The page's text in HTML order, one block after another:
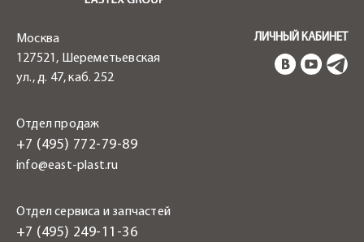
Москва
127521, Шереметьевская
ул., д. 47, каб. 252
Отдел продаж
+7 (495) 772-79-89
info@east-plast.ru
Отдел сервиса и запчастей
+7 (495) 249-11-36
ЛИЧНЫЙ КАБИНЕТ